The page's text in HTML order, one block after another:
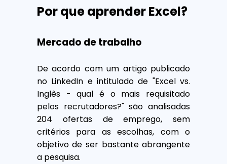
Por que aprender Excel?
Mercado de trabalho
De acordo com um artigo publicado
no LinkedIn e intitulado de "Excel vs.
Inglês - qual é o mais requisitado
pelos recrutadores?" são analisadas
204 ofertas de emprego, sem
critérios para as escolhas, com o
objetivo de ser bastante abrangente
a pesquisa.